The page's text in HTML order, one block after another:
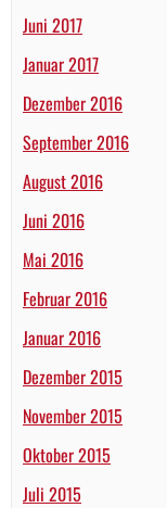
Juni 2017
Januar 2017
Dezember 2016
September 2016
August 2016
Juni 2016
Mai 2016
Februar 2016
Januar 2016
Dezember 2015
November 2015
Oktober 2015
Juli 2015